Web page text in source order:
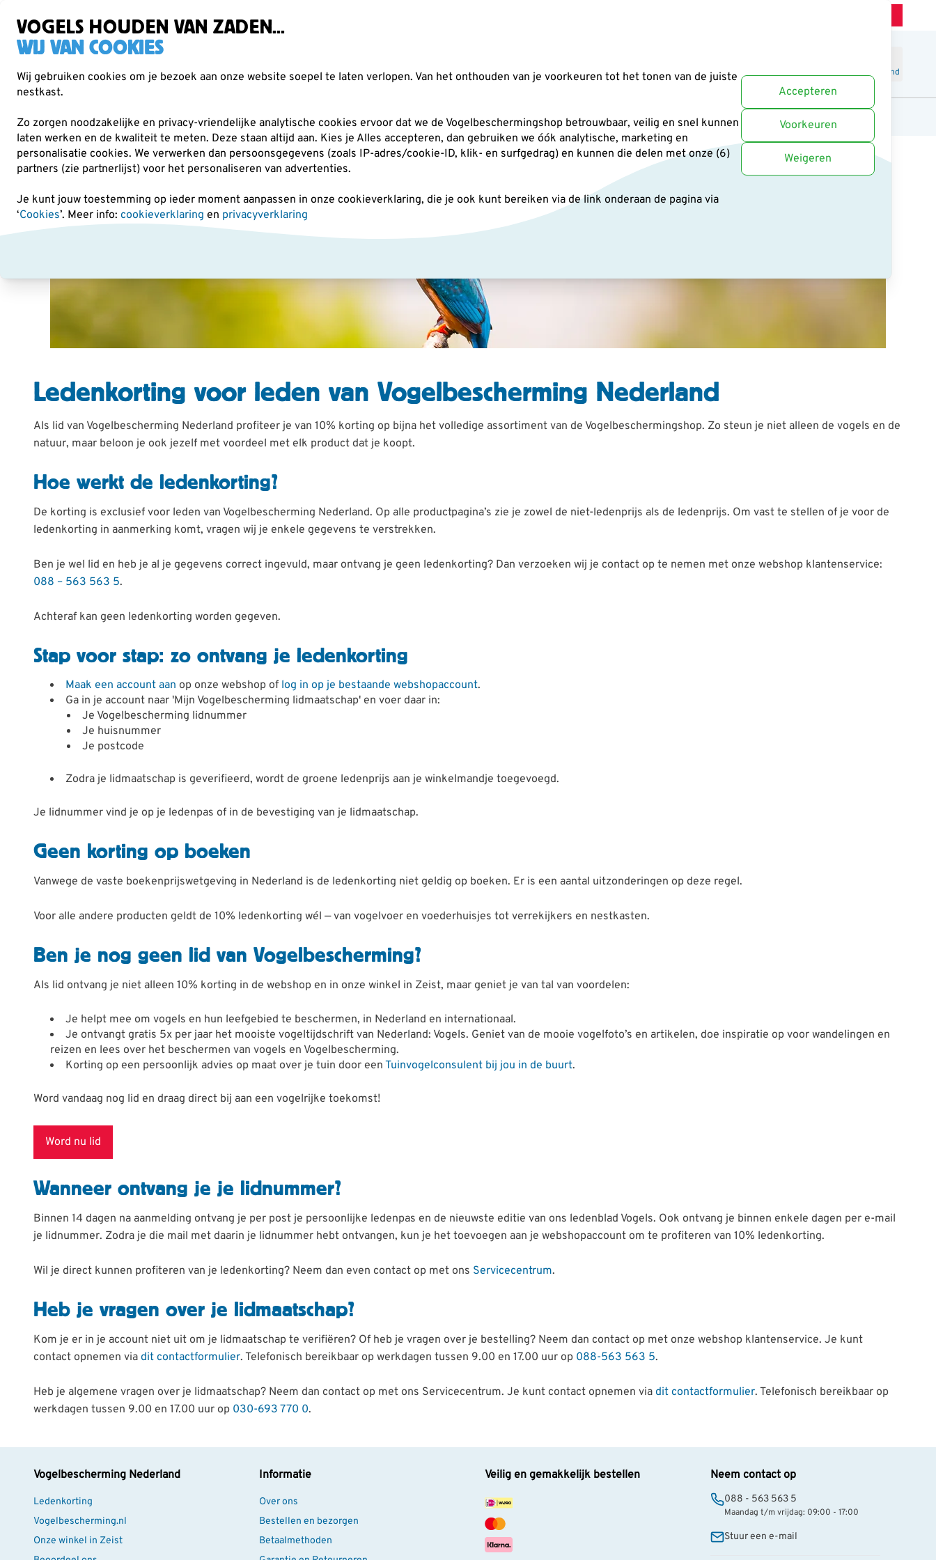
VOGELS HOUDEN VAN ZADEN...
WIJ VAN COOKIES
Wij gebruiken cookies om je bezoek aan onze website soepel te laten verlopen. Van het onthouden van je voorkeuren tot het tonen van de juiste
nestkast.
Zo zorgen noodzakelijke en privacy-vriendelijke analytische cookies ervoor dat we de Vogelbeschermingshop betrouwbaar, veilig en snel kunnen
laten werken en de kwaliteit te meten. Deze staan altijd aan. Kies je Alles accepteren, dan gebruiken we óók analytische, marketing en
personalisatie cookies. We verwerken dan persoonsgegevens (zoals IP-adres/cookie-ID, klik- en surfgedrag) en kunnen die delen met onze (6)
partners (zie partnerlijst) voor het personaliseren van advertenties.
Je kunt jouw toestemming op ieder moment aanpassen in onze cookieverklaring, die je ook kunt bereiken via de link onderaan de pagina via
‘Cookies’. Meer info: cookieverklaring en privacyverklaring
Accepteren
Voorkeuren
Weigeren
Winkelmand
Verrekijkers Vogelvoer Voederhuisjes & -silo's Nestkasten Andere tuindieren Planten Cadeaus en boeken Uitgelicht
Ledenkorting
Ledenkorting voor leden van Vogelbescherming Nederland
Als lid van Vogelbescherming Nederland profiteer je van 10% korting op bijna het volledige assortiment van de Vogelbeschermingshop. Zo steun je niet alleen de vogels en de
natuur, maar beloon je ook jezelf met voordeel met elk product dat je koopt.
Hoe werkt de ledenkorting?
De korting is exclusief voor leden van Vogelbescherming Nederland. Op alle productpagina’s zie je zowel de niet-ledenprijs als de ledenprijs. Om vast te stellen of je voor de
ledenkorting in aanmerking komt, vragen wij je enkele gegevens te verstrekken.
Ben je wel lid en heb je al je gegevens correct ingevuld, maar ontvang je geen ledenkorting? Dan verzoeken wij je contact op te nemen met onze webshop klantenservice:
088 – 563 563 5.
Achteraf kan geen ledenkorting worden gegeven.
Stap voor stap: zo ontvang je ledenkorting
Maak een account aan op onze webshop of log in op je bestaande webshopaccount.
Ga in je account naar 'Mijn Vogelbescherming lidmaatschap' en voer daar in:
Je Vogelbescherming lidnummer
Je huisnummer
Je postcode
Zodra je lidmaatschap is geverifieerd, wordt de groene ledenprijs aan je winkelmandje toegevoegd.
Je lidnummer vind je op je ledenpas of in de bevestiging van je lidmaatschap.
Geen korting op boeken
Vanwege de vaste boekenprijswetgeving in Nederland is de ledenkorting niet geldig op boeken. Er is een aantal uitzonderingen op deze regel.
Voor alle andere producten geldt de 10% ledenkorting wél — van vogelvoer en voederhuisjes tot verrekijkers en nestkasten.
Ben je nog geen lid van Vogelbescherming?
Als lid ontvang je niet alleen 10% korting in de webshop en in onze winkel in Zeist, maar geniet je van tal van voordelen:
Je helpt mee om vogels en hun leefgebied te beschermen, in Nederland en internationaal.
Je ontvangt gratis 5x per jaar het mooiste vogeltijdschrift van Nederland: Vogels. Geniet van de mooie vogelfoto’s en artikelen, doe inspiratie op voor wandelingen en
reizen en lees over het beschermen van vogels en Vogelbescherming.
Korting op een persoonlijk advies op maat over je tuin door een Tuinvogelconsulent bij jou in de buurt.
Word vandaag nog lid en draag direct bij aan een vogelrijke toekomst!
Word nu lid
Wanneer ontvang je je lidnummer?
Binnen 14 dagen na aanmelding ontvang je per post je persoonlijke ledenpas en de nieuwste editie van ons ledenblad Vogels. Ook ontvang je binnen enkele dagen per e-mail
je lidnummer. Zodra je die mail met daarin je lidnummer hebt ontvangen, kun je het toevoegen aan je webshopaccount om te profiteren van 10% ledenkorting.
Wil je direct kunnen profiteren van je ledenkorting? Neem dan even contact op met ons Servicecentrum.
Heb je vragen over je lidmaatschap?
Kom je er in je account niet uit om je lidmaatschap te verifiëren? Of heb je vragen over je bestelling? Neem dan contact op met onze webshop klantenservice. Je kunt
contact opnemen via dit contactformulier. Telefonisch bereikbaar op werkdagen tussen 9.00 en 17.00 uur op 088-563 563 5.
Heb je algemene vragen over je lidmaatschap? Neem dan contact op met ons Servicecentrum. Je kunt contact opnemen via dit contactformulier. Telefonisch bereikbaar op
werkdagen tussen 9.00 en 17.00 uur op 030-693 770 0.
Vogelbescherming Nederland
Ledenkorting
Vogelbescherming.nl
Onze winkel in Zeist
Informatie
Over ons
Bestellen en bezorgen
Betaalmethoden
Veilig en gemakkelijk bestellen Neem contact op
088 - 563 563 5
Maandag t/m vrijdag: 09:00 - 17:00
Stuur een e-mail